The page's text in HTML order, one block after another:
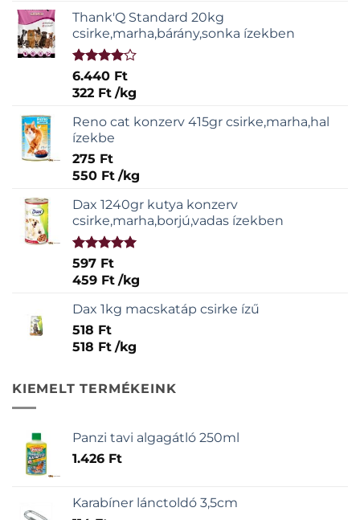
Thank'Q Standard 20kg
csirke,marha,bárány,sonka ízekben
Értékelés:
4.00 / 5
6.440 Ft
322 Ft /kg
Reno cat konzerv 415gr csirke,marha,hal
ízekbe
275 Ft
550 Ft /kg
Dax 1240gr kutya konzerv
csirke,marha,borjú,vadas ízekben
Értékelés:
5.00/ 5
597 Ft
459 Ft /kg
Dax 1kg macskatáp csirke ízű
518 Ft
518 Ft /kg
KIEMELT TERMÉKEINK
Panzi tavi algagátló 250ml
1.426 Ft
Karabíner lánctoldó 3,5cm